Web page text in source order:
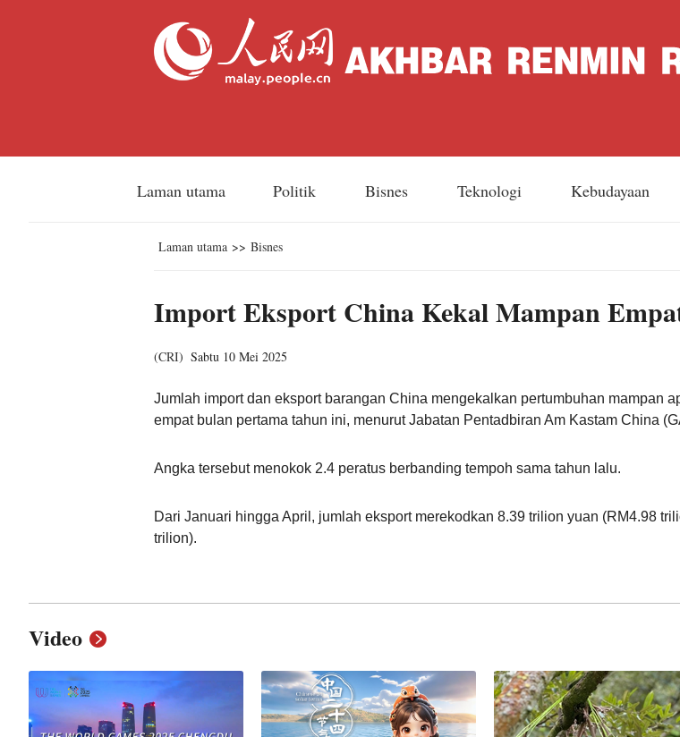
Laman utama Politik Bisnes Teknologi Kebudayaan
Laman utama >> Bisnes
Import Eksport China Kekal Mampan
(CRI) Sabtu 10 Mei 2025
Jumlah import dan eksport barangan China mengekalkan pertumbuhan mampan
empat bulan pertama tahun ini, menurut Jabatan Pentadbiran Am Kastam China
Angka tersebut menokok 2.4 peratus berbanding tempoh sama tahun lalu.
Dari Januari hingga April, jumlah eksport merekodkan 8.39 trilion yuan (RM4.98
trilion).
Video